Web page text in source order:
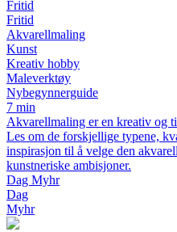
Fritid
Fritid
Akvarellmaling
Kunst
Kreativ hobby
Maleverktøy
Nybegynnerguide
7 min
Akvarellmaling er en kreativ og
Les om de forskjellige typene,
inspirasjon til å velge den
kunstneriske ambisjoner.
Dag Myhr
Dag
Myhr